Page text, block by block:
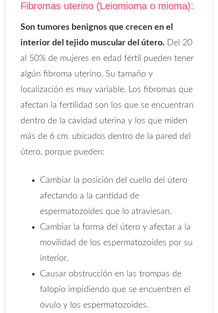
Fibromas uterino (Leiomioma o mioma):
Son tumores benignos que crecen en el
interior del tejido muscular del útero. Del 20
al 50% de mujeres en edad fértil pueden tener
algún fibroma uterino. Su tamaño y
localización es muy variable. Los fibromas que
afectan la fertilidad son los que se encuentran
dentro de la cavidad uterina y los que miden
más de 6 cm. ubicados dentro de la pared del
útero, porque pueden:
Cambiar la posición del cuello del útero
afectando a la cantidad de
espermatozoides que lo atraviesan.
Cambiar la forma del útero y afectar a la
movilidad de los espermatozoides por su
interior.
Causar obstrucción en las trompas de
falopio impidiendo que se encuentren el
óvulo y los espermatozoides.